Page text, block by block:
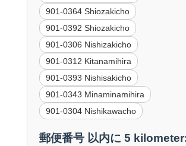
901-0364 Shiozakicho
901-0392 Shiozakicho
901-0306 Nishizakicho
901-0312 Kitanamihira
901-0393 Nishisakicho
901-0343 Minaminamihira
901-0304 Nishikawacho
郵便番号 以内に 5